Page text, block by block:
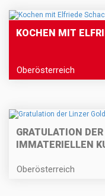
KOCHEN MIT
Oberösterreich
GRATULATION
IMMATERIELLEN
Oberösterreich